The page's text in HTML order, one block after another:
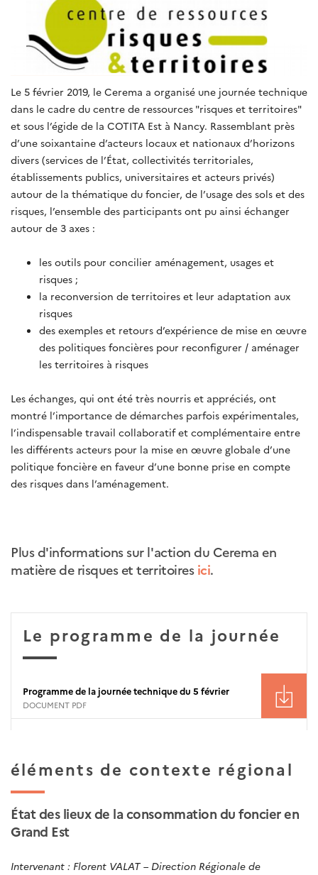
Le 5 février 2019, le Cerema a organisé une journée technique
dans le cadre du centre de ressources "risques et territoires"
et sous l’égide de la COTITA Est à Nancy. Rassemblant près
d’une soixantaine d’acteurs locaux et nationaux d’horizons
divers (services de l’État, collectivités territoriales,
établissements publics, universitaires et acteurs privés)
autour de la thématique du foncier, de l’usage des sols et des
risques, l’ensemble des participants ont pu ainsi échanger
autour de 3 axes :
les outils pour concilier aménagement, usages et
risques ;
la reconversion de territoires et leur adaptation aux
risques
des exemples et retours d’expérience de mise en œuvre
des politiques foncières pour reconfigurer / aménager
les territoires à risques
Les échanges, qui ont été très nourris et appréciés, ont
montré l’importance de démarches parfois expérimentales,
l’indispensable travail collaboratif et complémentaire entre
les différents acteurs pour la mise en œuvre globale d’une
politique foncière en faveur d’une bonne prise en compte
des risques dans l’aménagement.
Plus d'informations sur l'action du Cerema en
matière de risques et territoires ici.
Le programme de la journée
Programme de la journée technique du 5 février
DOCUMENT PDF
éléments de contexte régional
État des lieux de la consommation du foncier en
Grand Est
Intervenant : Florent VALAT – Direction Régionale de